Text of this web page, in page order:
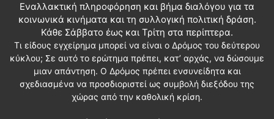
Εναλλακτική πληροφόρηση και βήμα διαλόγου για τα
κοινωνικά κινήματα και τη συλλογική πολιτική δράση.
Κάθε Σάββατο έως και Τρίτη στα περίπτερα.
Τι είδους εγχείρημα μπορεί να είναι ο Δρόμος του δεύτερου
κύκλου; Σε αυτό το ερώτημα πρέπει, κατ’ αρχάς, να δώσουμε
μιαν απάντηση. Ο Δρόμος πρέπει ενσυνείδητα και
σχεδιασμένα να προσδιοριστεί ως συμβολή διεξόδου της
χώρας από την καθολική κρίση.